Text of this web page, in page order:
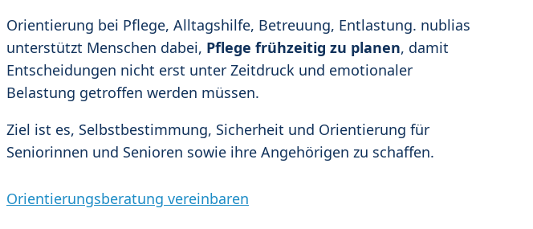
Orientierung bei Pflege, Alltagshilfe, Betreuung, Entlastung. nublias
unterstützt Menschen dabei, Pflege frühzeitig zu planen, damit
Entscheidungen nicht erst unter Zeitdruck und emotionaler
Belastung getroffen werden müssen.
Ziel ist es, Selbstbestimmung, Sicherheit und Orientierung für
Seniorinnen und Senioren sowie ihre Angehörigen zu schaffen.
Orientierungsberatung vereinbaren